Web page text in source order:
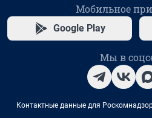
Мобильное
Google Play
Мы в
Контактные данные для